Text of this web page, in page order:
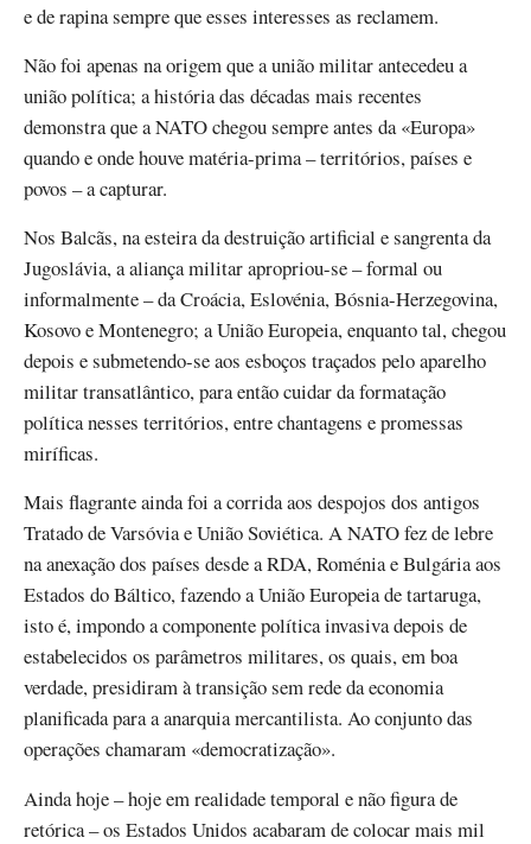
e de rapina sempre que esses interesses as reclamem.
Não foi apenas na origem que a união militar antecedeu a
união política; a história das décadas mais recentes
demonstra que a NATO chegou sempre antes da «Europa»
quando e onde houve matéria-prima – territórios, países e
povos – a capturar.
Nos Balcãs, na esteira da destruição artificial e sangrenta da
Jugoslávia, a aliança militar apropriou-se – formal ou
informalmente – da Croácia, Eslovénia, Bósnia-Herzegovina,
Kosovo e Montenegro; a União Europeia, enquanto tal, chegou
depois e submetendo-se aos esboços traçados pelo aparelho
militar transatlântico, para então cuidar da formatação
política nesses territórios, entre chantagens e promessas
miríficas.
Mais flagrante ainda foi a corrida aos despojos dos antigos
Tratado de Varsóvia e União Soviética. A NATO fez de lebre
na anexação dos países desde a RDA, Roménia e Bulgária aos
Estados do Báltico, fazendo a União Europeia de tartaruga,
isto é, impondo a componente política invasiva depois de
estabelecidos os parâmetros militares, os quais, em boa
verdade, presidiram à transição sem rede da economia
planificada para a anarquia mercantilista. Ao conjunto das
operações chamaram «democratização».
Ainda hoje – hoje em realidade temporal e não figura de
retórica – os Estados Unidos acabaram de colocar mais mil